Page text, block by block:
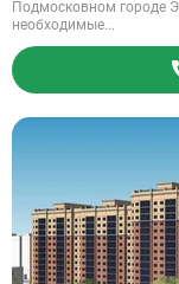
Подмосковном городе
необходимые...